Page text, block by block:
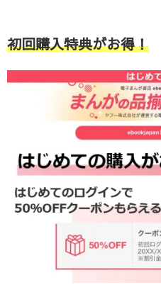
初回購入特典がお得！